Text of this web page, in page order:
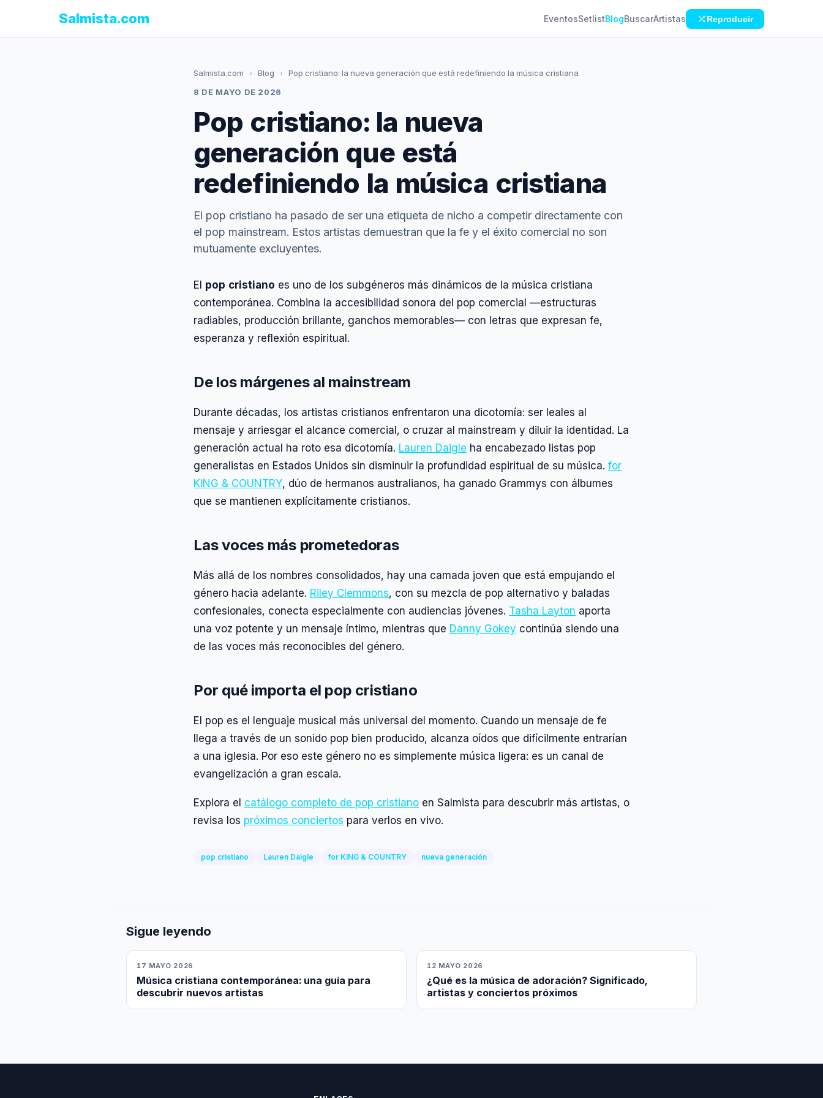
Salmista.com EventosSetlistBlogBuscarArtistas Reproducir
Salmista.com › Blog ›
Pop cristiano: la nueva generación que está redefiniendo la música cristiana
8 DE MAYO DE 2026
Pop cristiano: la nueva
generación que está
redefiniendo la música cristiana
El pop cristiano ha pasado de ser una etiqueta de nicho a competir directamente con
el pop mainstream. Estos artistas demuestran que la fe y el éxito comercial no son
mutuamente excluyentes.
El pop cristiano es uno de los subgéneros más dinámicos de la música cristiana
contemporánea. Combina la accesibilidad sonora del pop comercial —estructuras
radiables, producción brillante, ganchos memorables— con letras que expresan fe,
esperanza y reflexión espiritual.
De los márgenes al mainstream
Durante décadas, los artistas cristianos enfrentaron una dicotomía: ser leales al
mensaje y arriesgar el alcance comercial, o cruzar al mainstream y diluir la identidad. La
generación actual ha roto esa dicotomía. Lauren Daigle ha encabezado listas pop
generalistas en Estados Unidos sin disminuir la profundidad espiritual de su música. for
KING & COUNTRY, dúo de hermanos australianos, ha ganado Grammys con álbumes
que se mantienen explícitamente cristianos.
Las voces más prometedoras
Más allá de los nombres consolidados, hay una camada joven que está empujando el
género hacia adelante. Riley Clemmons, con su mezcla de pop alternativo y baladas
confesionales, conecta especialmente con audiencias jóvenes. Tasha Layton aporta
una voz potente y un mensaje íntimo, mientras que Danny Gokey continúa siendo una
de las voces más reconocibles del género.
Por qué importa el pop cristiano
El pop es el lenguaje musical más universal del momento. Cuando un mensaje de fe
llega a través de un sonido pop bien producido, alcanza oídos que difícilmente entrarían
a una iglesia. Por eso este género no es simplemente música ligera: es un canal de
evangelización a gran escala.
Explora el catálogo completo de pop cristiano en Salmista para descubrir más artistas, o
revisa los próximos conciertos para verlos en vivo.
pop cristiano Lauren Daigle for KING & COUNTRY nueva generación
Sigue leyendo
17 MAYO 2026
Música cristiana contemporánea: una guía para
descubrir nuevos artistas
12 MAYO 2026
¿Qué es la música de adoración? Significado,
artistas y conciertos próximos